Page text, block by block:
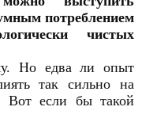
потреблением
чистых
Но едва ли опыт
так сильно на
Вот если бы такой